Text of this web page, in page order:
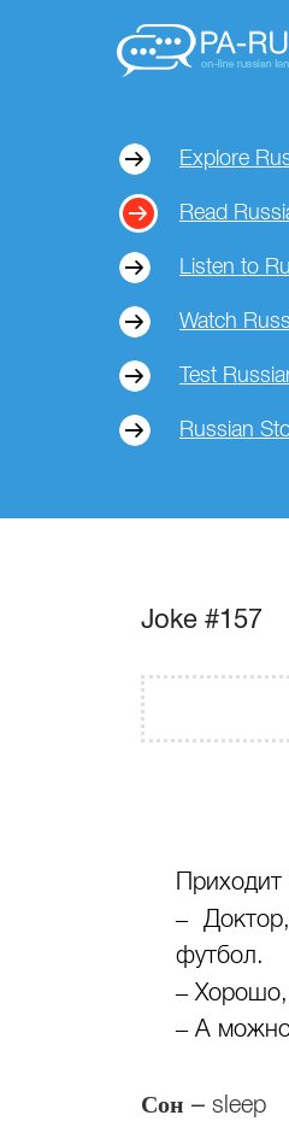
Explore
Read
Listen to
Watch
Test
Russian
Joke #157
Приходит
–
футбол.
–
– А можно
Сон – sleep